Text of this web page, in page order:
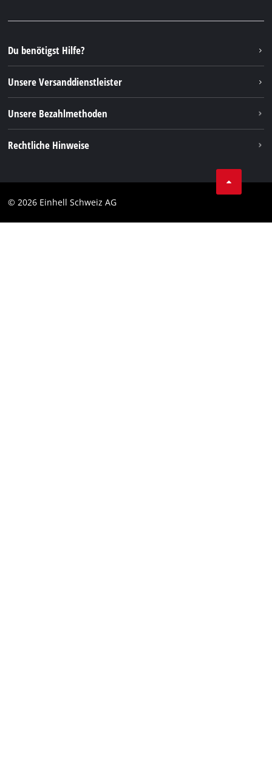
Instagram
TikTok
Pinterest
Du benötigst Hilfe?
Unsere Versanddienstleister
Unsere Bezahlmethoden
Rechtliche Hinweise
Impressum
© 2026 Einhell Schweiz AG